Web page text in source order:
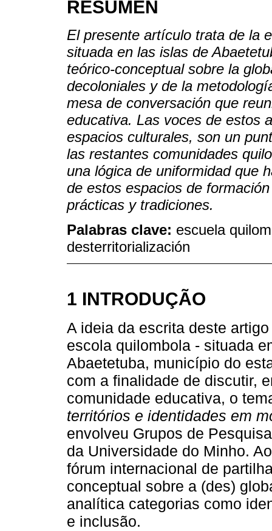
RESUMEN
El presente artículo trata de la
situada en las islas de
teórico-conceptual sobre la
decoloniales y de la
mesa de conversación que
educativa. Las voces de estos
espacios culturales, son un
las restantes comunidades
una lógica de uniformidad que
de estos espacios de
prácticas y tradiciones.
Palabras clave: escuela
desterritorialización
1 INTRODUÇÃO
A ideia da escrita deste
escola quilombola - situada
Abaetetuba, município do
com a finalidade de discutir,
comunidade educativa, o
territórios e identidades em
envolveu Grupos de
da Universidade do Minho.
fórum internacional de
conceptual sobre a (des)
analítica categorias como
e inclusão.